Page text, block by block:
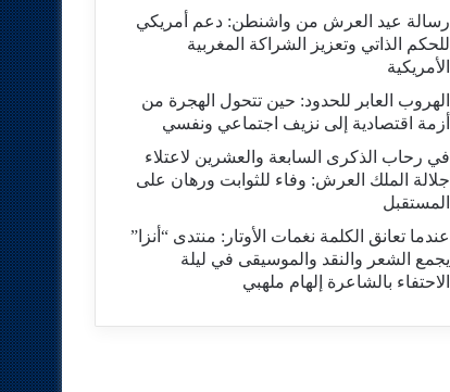
رسالة عيد العرش من واشنطن: دعم أمريكي
للحكم الذاتي وتعزيز الشراكة المغربية
الأمريكية
​الهروب العابر للحدود: حين تتحول الهجرة من
أزمة اقتصادية إلى نزيف اجتماعي ونفسي
في رحاب الذكرى السابعة والعشرين لاعتلاء
جلالة الملك العرش: وفاء للثوابت ورهان على
المستقبل
​عندما تعانق الكلمة نغمات الأوتار: منتدى “أنزا”
يجمع الشعر والنقد والموسيقى في ليلة
الاحتفاء بالشاعرة إلهام ملهبي